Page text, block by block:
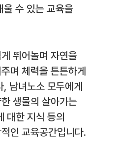
울 수 있는 교육을
뛰어놀며 자연을
며 체력을 튼튼하게
, 남녀노소 모두에게
생물의 살아가는
대한 지식 등의
인 교육공간입니다.